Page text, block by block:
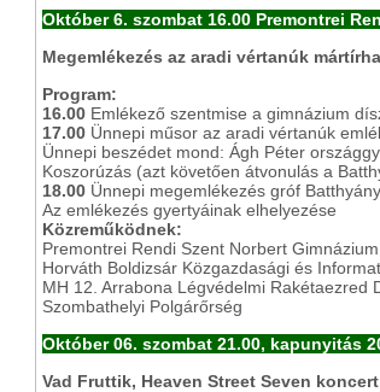
Október 6. szombat 16.00 Premontrei
Megemlékezés az aradi vértanúk
Program:
16.00 Emlékező szentmise a gimnázium
17.00 Ünnepi műsor az aradi vértanúk
Ünnepi beszédet mond: Ágh Péter
Koszorúzás (azt követően átvonulás a
18.00 Ünnepi megemlékezés gróf
Az emlékezés gyertyáinak elhelyezése
Közreműködnek:
Premontrei Rendi Szent Norbert
Horváth Boldizsár Közgazdasági és
MH 12. Arrabona Légvédelmi Rakétaezred
Szombathelyi Polgárőrség
Október 06. szombat 21.00, kapunyitás
Vad Fruttik, Heaven Street Seven koncert